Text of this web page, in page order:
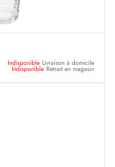
Indisponible Livraison à domicile
Indisponible Retrait en magasin